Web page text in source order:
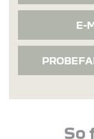
E-
So